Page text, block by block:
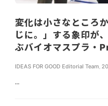
変化は小さなところ
じに。」する象印が
ぶバイオマスプラ・
IDEAS FOR GOOD Editorial Team
...